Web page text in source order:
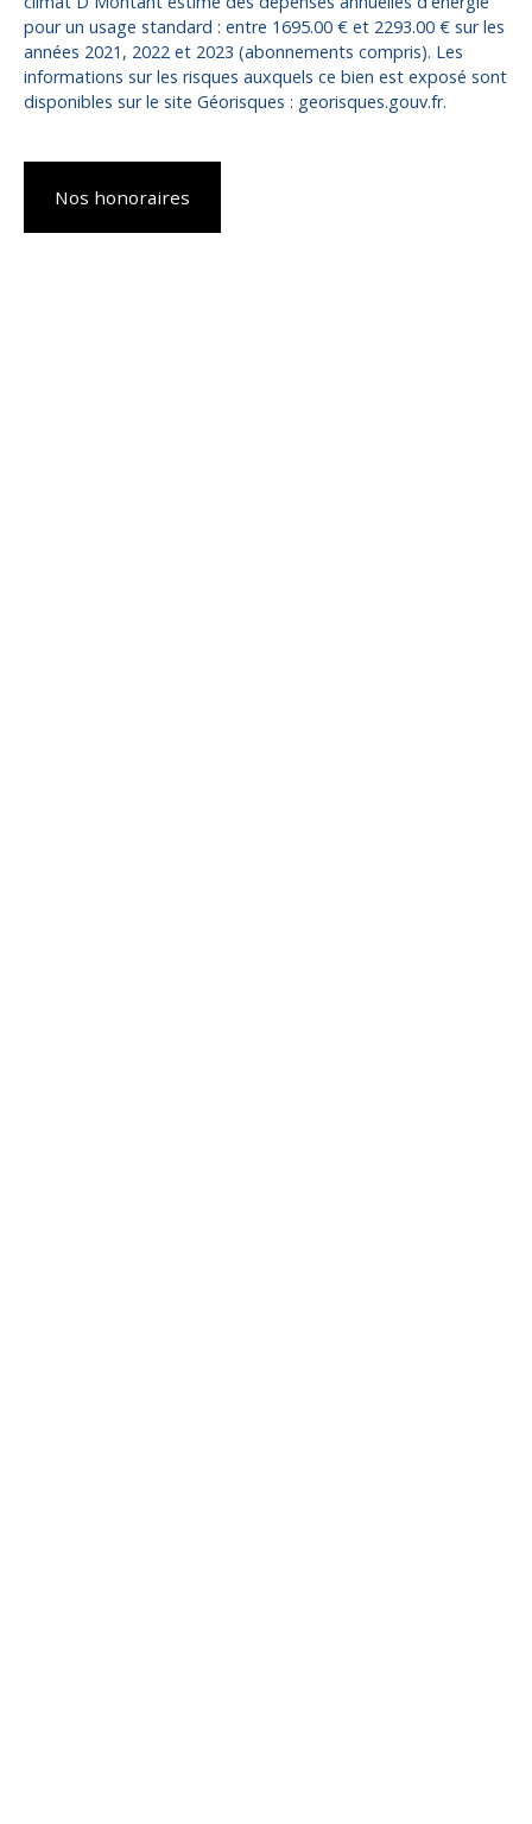
pour un usage standard : entre 1695.00 € et 2293.00 € sur les
années 2021, 2022 et 2023 (abonnements compris). Les
informations sur les risques auxquels ce bien est exposé sont
disponibles sur le site Géorisques : georisques.gouv.fr.
Nos honoraires